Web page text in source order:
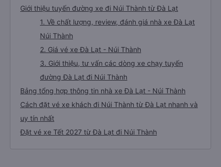
Giới thiệu tuyến đường xe đi Núi Thành từ Đà Lạt
1. Về chất lượng, review, đánh giá nhà xe Đà Lạt
Núi Thành
2. Giá vé xe Đà Lạt - Núi Thành
3. Giới thiệu, tư vấn các dòng xe chạy tuyến
đường Đà Lạt đi Núi Thành
Bảng tổng hợp thông tin nhà xe Đà Lạt - Núi Thành
Cách đặt vé xe khách đi Núi Thành từ Đà Lạt nhanh và
uy tín nhất
Đặt vé xe Tết 2027 từ Đà Lạt đi Núi Thành